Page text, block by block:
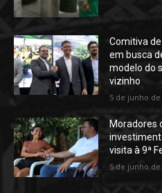
Comitiva
em busca
modelo do
vizinho
5 de junho de
Moradores
visita à 9ª
5 de junho de